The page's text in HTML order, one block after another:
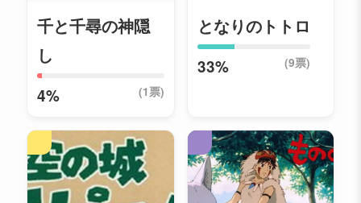
千と千尋の神隠
し
4% (1票)
となりのトトロ
33% (9票)